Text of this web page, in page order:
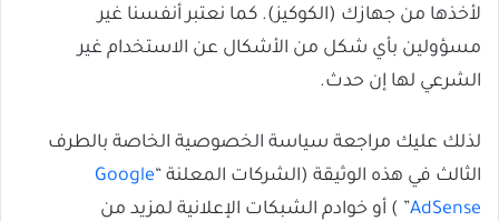
لأخذها من جهازك (الكوكيز). كما نعتبر أنفسنا غير
مسؤولين بأي شكل من الأشكال عن الاستخدام غير
الشرعي لها إن حدث.
لذلك عليك مراجعة سياسة الخصوصية الخاصة بالطرف
الثالث في هذه الوثيقة (الشركات المعلنة “Google
AdSense” ) أو خوادم الشبكات الإعلانية لمزيد من